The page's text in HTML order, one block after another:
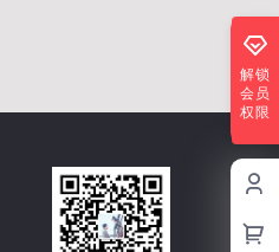
解锁
会员
权限